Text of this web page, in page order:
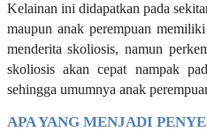
Kelainan ini didapatkan pada
maupun anak perempuan
menderita skoliosis, namun
skoliosis akan cepat nampak
sehingga umumnya anak
APA YANG MENJADI